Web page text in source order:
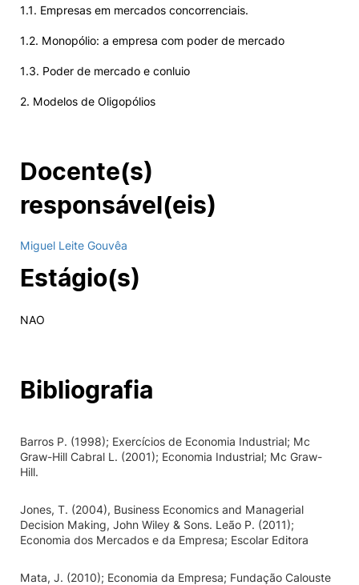
1.1. Empresas em mercados concorrenciais.
1.2. Monopólio: a empresa com poder de mercado
1.3. Poder de mercado e conluio
2. Modelos de Oligopólios
Docente(s)
responsável(eis)
Miguel Leite Gouvêa
Estágio(s)
NAO
Bibliografia
Barros P. (1998); Exercícios de Economia Industrial; Mc
Graw-Hill Cabral L. (2001); Economia Industrial; Mc Graw-
Hill.
Jones, T. (2004), Business Economics and Managerial
Decision Making, John Wiley & Sons. Leão P. (2011);
Economia dos Mercados e da Empresa; Escolar Editora
Mata, J. (2010); Economia da Empresa; Fundação Calouste